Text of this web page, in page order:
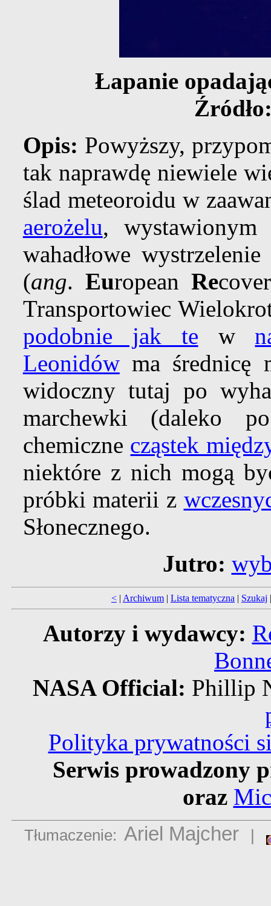
Łapanie
Opis: Powyższy,
tak naprawdę niewiele
ślad meteoroidu w
aerożelu, wystawionym
wahadłowe
(ang. European Re
Transportowiec
podobnie jak te w
Leonidówma średnicę
widoczny tutaj po
marchewki (daleko
chemiczne cząstek
niektóre z nich mogą
próbki materii z
Słonecznego.
Jutro:
< | Archiwum | Lista tematyczna | Szukaj
Autorzy i wydawcy:
NASA Official: Phillip
Polityka prywatności
Serwis prowadzony
oraz
Tłumaczenie: Ariel Majcher |